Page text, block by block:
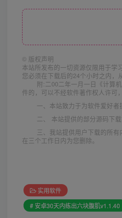
© 版权声明
本站所发布的一切资源仅限用于学
您必须在下载后的24个小时之内，
附:二00二年一月一日《计算
件的，可以不经软件著作权人许可
一、本站致力于为软件爱好者
二、 本站提供的部分源码下
三、我站提供用户下载的所
在三个工作日内为您删除。
实用软件
# 安卓30天内练出六块腹肌v1.1.40